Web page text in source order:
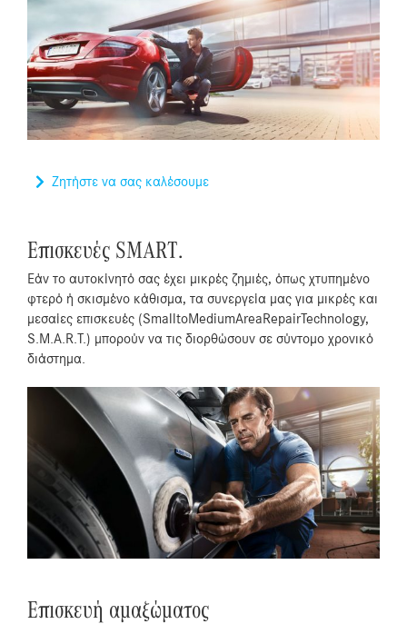
Ζητήστε να σας καλέσουμε
Επισκευές SMART.
Εάν το αυτοκίνητό σας έχει μικρές ζημιές, όπως χτυπημένο
φτερό ή σκισμένο κάθισμα, τα συνεργεία μας για μικρές και
μεσαίες επισκευές (SmalltoMediumAreaRepairTechnology,
S.M.A.R.T.) μπορούν να τις διορθώσουν σε σύντομο χρονικό
διάστημα.
Επισκευή αμαξώματος